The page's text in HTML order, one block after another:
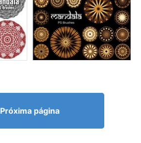
Próxima página